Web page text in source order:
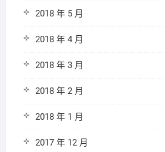
2018 年 5 月
2018 年 4 月
2018 年 3 月
2018 年 2 月
2018 年 1 月
2017 年 12 月